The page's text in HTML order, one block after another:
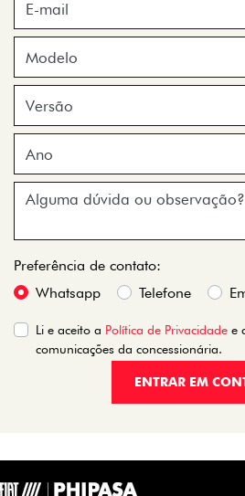
Preferência de contato:
Whatsapp
Telefone
Li e aceito a Política de Privacidade e
comunicações da concessionária.
ENTRAR EM